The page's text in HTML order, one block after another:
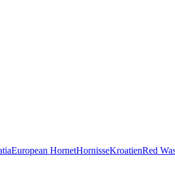
European HornetHornisseKroatienRed